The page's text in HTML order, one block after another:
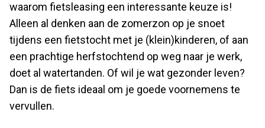
waarom fietsleasing een interessante keuze is!
Alleen al denken aan de zomerzon op je snoet
tijdens een fietstocht met je (klein)kinderen, of aan
een prachtige herfstochtend op weg naar je werk,
doet al watertanden. Of wil je wat gezonder leven?
Dan is de fiets ideaal om je goede voornemens te
vervullen.